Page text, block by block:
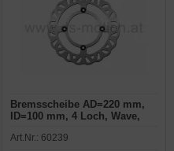
Bremsscheibe AD=220 mm,
ID=100 mm, 4 Loch, Wave,
Art.Nr.: 60239